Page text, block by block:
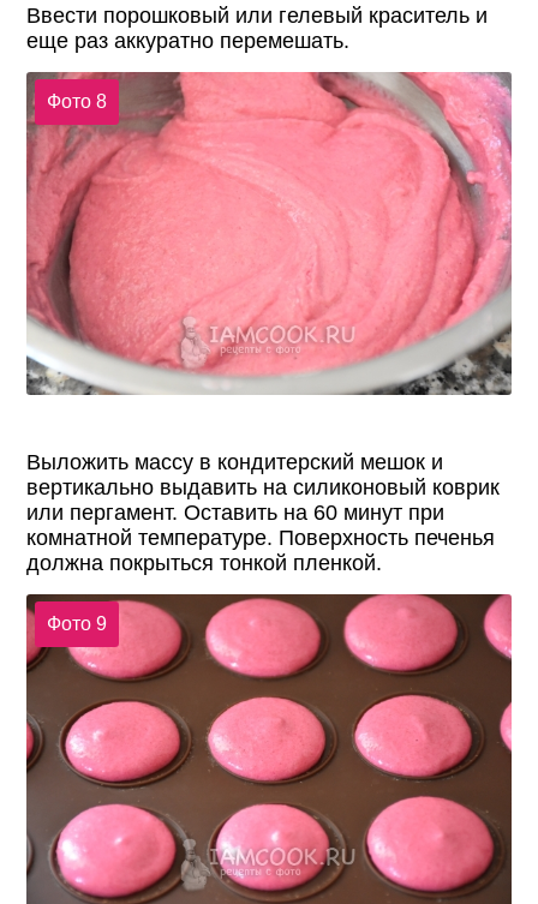
Ввести порошковый или гелевый краситель и
еще раз аккуратно перемешать.
Фото 8
Выложить массу в кондитерский мешок и
вертикально выдавить на силиконовый коврик
или пергамент. Оставить на 60 минут при
комнатной температуре. Поверхность печенья
должна покрыться тонкой пленкой.
Фото 9